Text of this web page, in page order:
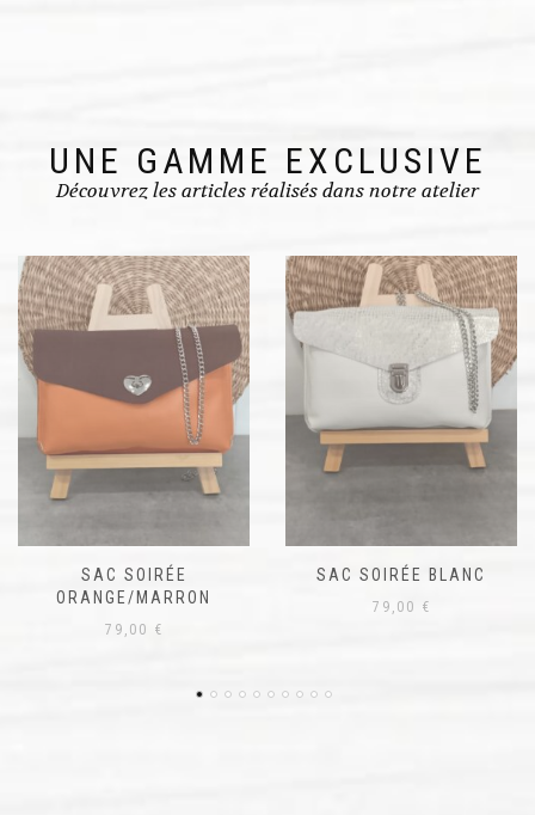
UNE GAMME EXCLUSIVE
Découvrez les articles réalisés dans notre atelier
SAC SOIRÉE BLANC
79,00€
69,00€